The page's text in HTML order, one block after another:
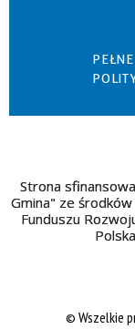
Strona
Gmina" ze
Funduszu
© Wszelkie